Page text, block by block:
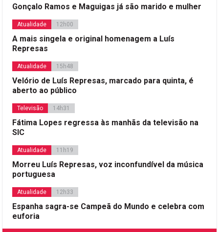
Gonçalo Ramos e Maguigas já são marido e mulher
Atualidade 12h00
A mais singela e original homenagem a Luís
Represas
Atualidade 15h48
Velório de Luís Represas, marcado para quinta, é
aberto ao público
Televisão 14h31
Fátima Lopes regressa às manhãs da televisão na
SIC
Atualidade 11h19
Morreu Luís Represas, voz inconfundível da música
portuguesa
Atualidade 12h33
Espanha sagra-se Campeã do Mundo e celebra com
euforia